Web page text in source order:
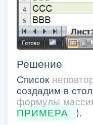
Решение
Список
создадим в
формулы
ПРИМЕРА
).